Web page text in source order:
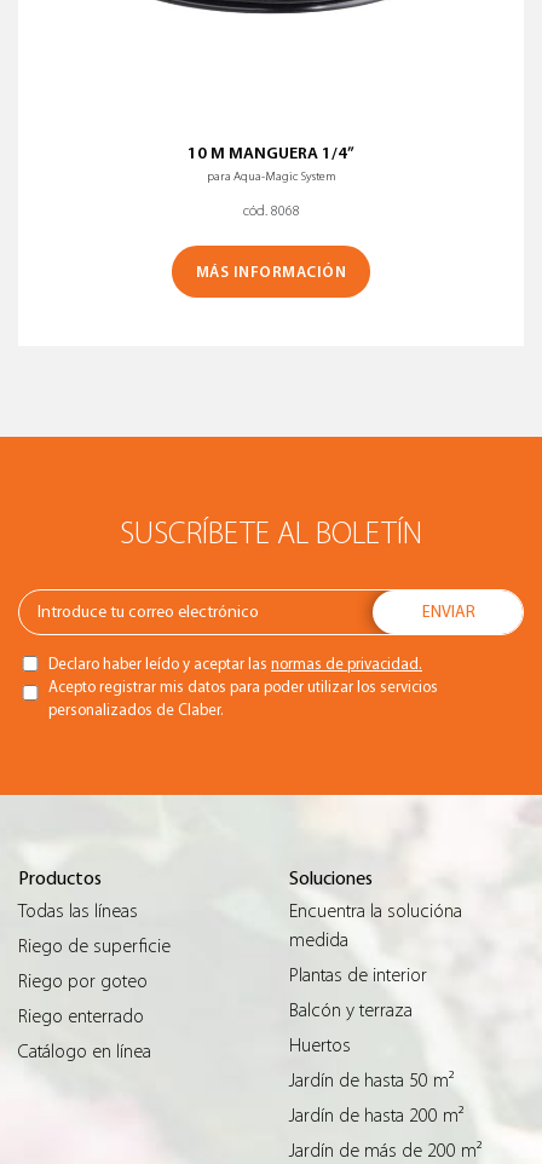
10 M MANGUERA 1/4”
para Aqua-Magic System
cód. 8068
MÁS INFORMACIÓN
SUSCRÍBETE AL BOLETÍN
Declaro haber leído y aceptar las normas de privacidad.
Acepto registrar mis datos para poder utilizar los servicios
personalizados de Claber.
Productos
Todas las líneas
Riego de superficie
Riego por goteo
Riego enterrado
Catálogo en línea
Soluciones
Encuentra la solucióna
medida
Plantas de interior
Balcón y terraza
Huertos
Jardín de hasta 50 m²
Jardín de hasta 200 m²
Jardín de más de 200 m²